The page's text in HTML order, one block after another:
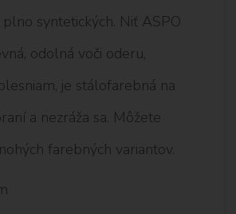
syntetických. Niť ASPO
odolná voči oderu,
je stálofarebná na
a nezráža sa. Môžete
farebných variantov.